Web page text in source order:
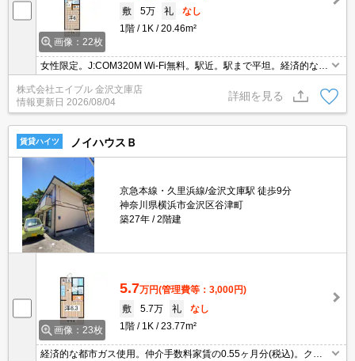
画像：22枚
敷
5万 礼
なし
1階
1K 20.46m²
女性限定。J:COM320M Wi-Fi無料。駅近。駅まで平坦。経済的な都
市ガス使用。全室南向き。全戸角部屋。日当たり良好！心地よい室
内環境！。仲介手数料家賃の55%。当店のお薦め物件。
株式会社エイブル 金沢文庫店
情報更新日 2026/08/04
詳細を見る
賃貸ハイツ ノイハウスＢ
京急本線・久里浜線/金沢文庫駅 徒歩9分
神奈川県横浜市金沢区谷津町
築27年
2階建
画像：23枚
5.7万円(管理費等：3,000円)
敷
5.7万 礼
なし
1階
1K 23.77m²
経済的な都市ガス使用。仲介手数料家賃の0.55ヶ月分(税込)。クレ